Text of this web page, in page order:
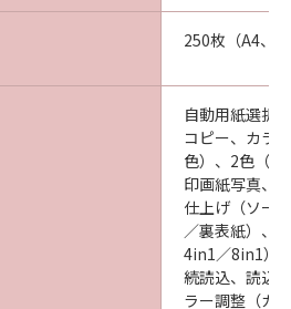
250枚（A4、
自動用紙選択
コピー、カラ
色）、2色（
印画紙写真、
仕上げ（ソー
／裏表紙）、
4in1／8in1）
続読込、読込
ラー調整（カ